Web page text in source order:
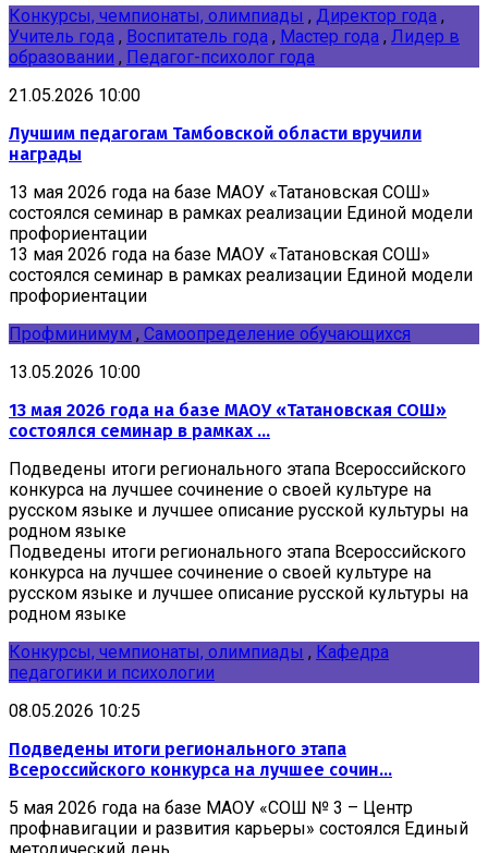
Конкурсы, чемпионаты, олимпиады , Директор года ,
Учитель года , Воспитатель года , Мастер года , Лидер в
образовании , Педагог-психолог года
21.05.2026 10:00
Лучшим педагогам Тамбовской области вручили
награды
13 мая 2026 года на базе МАОУ «Татановская СОШ»
состоялся семинар в рамках реализации Единой модели
профориентации
13 мая 2026 года на базе МАОУ «Татановская СОШ»
состоялся семинар в рамках реализации Единой модели
профориентации
Профминимум , Самоопределение обучающихся
13.05.2026 10:00
13 мая 2026 года на базе МАОУ «Татановская СОШ»
состоялся семинар в рамках ...
Подведены итоги регионального этапа Всероссийского
конкурса на лучшее сочинение о своей культуре на
русском языке и лучшее описание русской культуры на
родном языке
Подведены итоги регионального этапа Всероссийского
конкурса на лучшее сочинение о своей культуре на
русском языке и лучшее описание русской культуры на
родном языке
Конкурсы, чемпионаты, олимпиады , Кафедра
педагогики и психологии
08.05.2026 10:25
Подведены итоги регионального этапа
Всероссийского конкурса на лучшее сочин...
5 мая 2026 года на базе МАОУ «СОШ № 3 – Центр
профнавигации и развития карьеры» состоялся Единый
методический день